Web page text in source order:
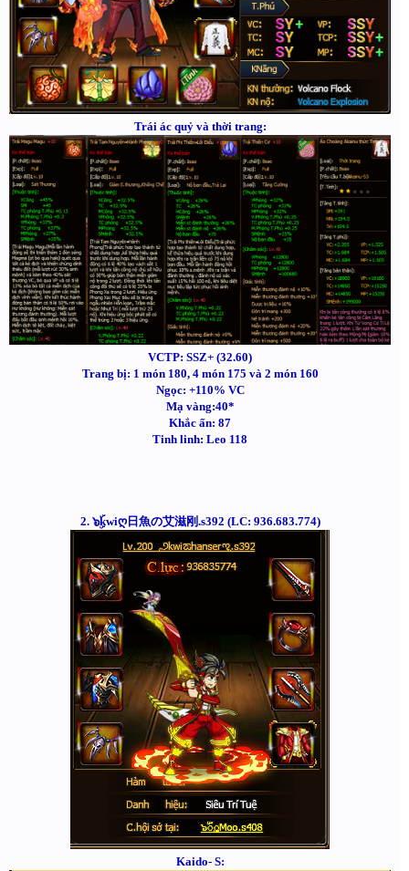
Trái ác quỷ và thời trang:
VCTP: SSZ+ (32.60)
Trang bị: 1 món 180, 4 món 175 và 2 món 160
Ngọc: +110% VC
Mạ vàng:40*
Khắc ấn: 87
Tinh linh: Leo 118
2. ๖ۣۜkwiღ日魚の艾滋刚.s392 (LC: 936.683.774)
Kaido- S: